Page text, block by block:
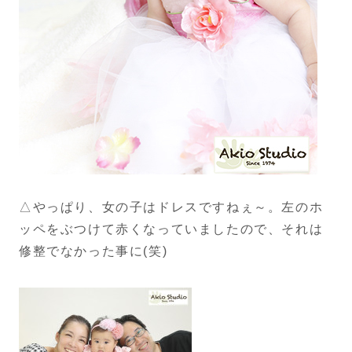
△やっぱり、女の子はドレスですねぇ～。左のホ
ッペをぶつけて赤くなっていましたので、それは
修整でなかった事に(笑)